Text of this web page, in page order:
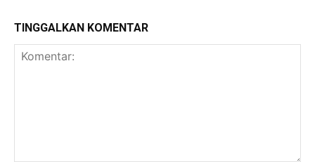
TINGGALKAN KOMENTAR